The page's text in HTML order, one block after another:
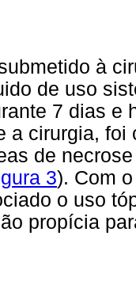
à
de uso
7 dias e
a cirurgia,
de
3). Com
o uso
propícia